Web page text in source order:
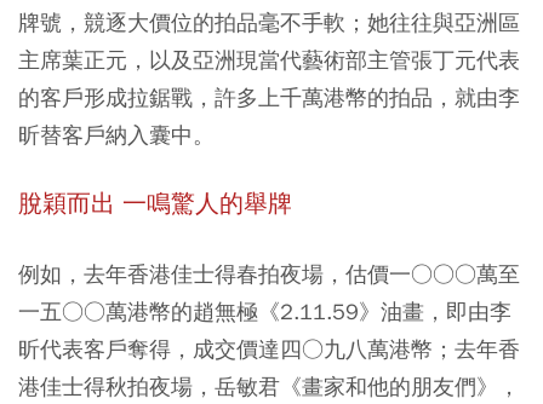
牌號，競逐大價位的拍品毫不手軟；她往往與亞洲區
主席葉正元，以及亞洲現當代藝術部主管張丁元代表
的客戶形成拉鋸戰，許多上千萬港幣的拍品，就由李
昕替客戶納入囊中。
脫穎而出 一鳴驚人的舉牌
例如，去年香港佳士得春拍夜場，估價一○○○萬至
一五○○萬港幣的趙無極《2.11.59》油畫，即由李
昕代表客戶奪得，成交價達四○九八萬港幣；去年香
港佳士得秋拍夜場，岳敏君《畫家和他的朋友們》，